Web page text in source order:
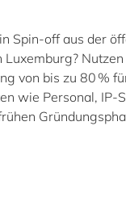
Spin‑off aus der
Luxemburg?
von bis zu 80 %
wie Personal,